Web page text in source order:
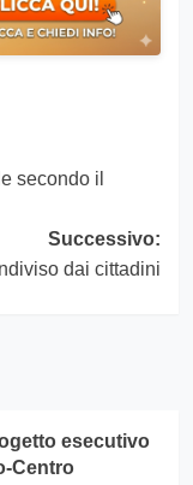
secondo il
Successivo:
dai cittadini
esecutivo
Centro